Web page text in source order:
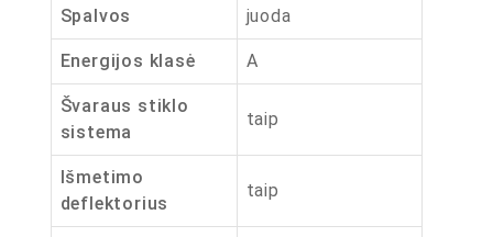
Spalvos juoda
Energijos klasė A
Švaraus stiklo
sistema
taip
Išmetimo
deflektorius
taip